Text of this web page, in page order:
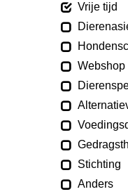
Vrije tijd
Webshop
Stichting
Anders